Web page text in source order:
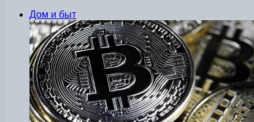
Дом и быт